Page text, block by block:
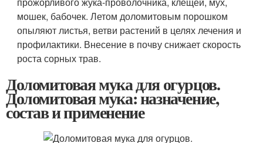
мошек, бабочек. Летом доломитовым порошком
опыляют листья, ветви растений в целях лечения и
профилактики. Внесение в почву снижает скорость
роста сорных трав.
Доломитовая мука для огурцов.
Доломитовая мука: назначение,
состав и применение